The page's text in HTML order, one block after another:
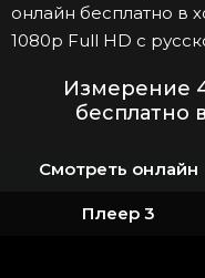
онлайн бесплатно в
1080p Full HD с
Измерение
бесплатно
Смотреть онлайн
Плеер 3